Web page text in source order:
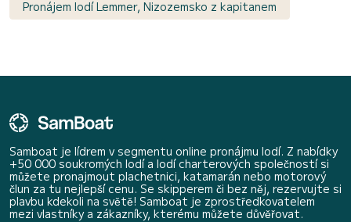
Pronájem lodí Lemmer, Nizozemsko z kapitanem
Samboat je lídrem v segmentu online pronájmu lodí. Z nabídky
+50 000 soukromých lodí a lodí charterových společností si
můžete pronajmout plachetnici, katamarán nebo motorový
člun za tu nejlepší cenu. Se skipperem či bez něj, rezervujte si
plavbu kdekoli na světě! Samboat je zprostředkovatelem
mezi vlastníky a zákazníky, kterému můžete důvěřovat.